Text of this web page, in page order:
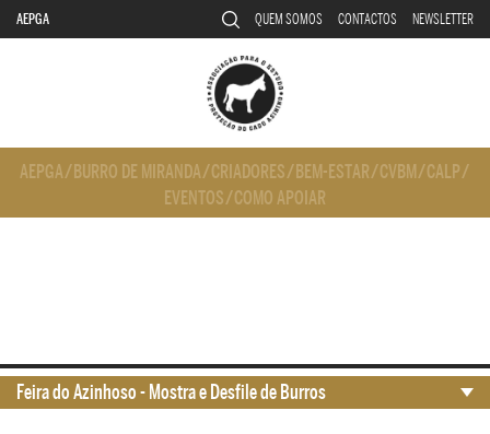
AEPGA QUEM SOMOS CONTACTOS NEWSLETTER
AEPGA/ BURRO DE MIRANDA/CRIADORES/ BEM-ESTAR/CVBM/CALP/
EVENTOS/COMO APOIAR
Feira do Azinhoso - Mostra e Desfile de Burros